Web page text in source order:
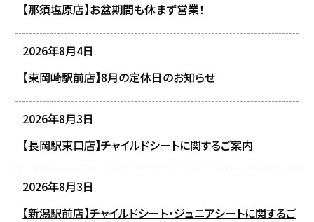
【那須塩原店】お盆期間も休まず営業！
2026年8月4日
【東岡崎駅前店】8月の定休日のお知らせ
2026年8月3日
【長岡駅東口店】チャイルドシートに関するご案内
2026年8月3日
【新潟駅前店】チャイルドシート・ジュニアシートに関するご